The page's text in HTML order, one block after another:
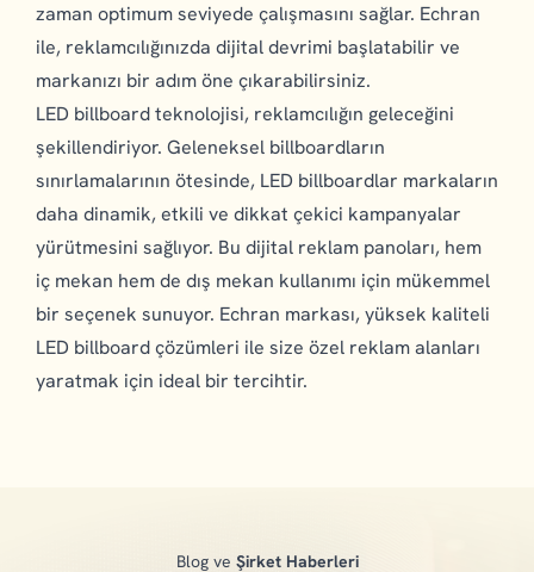
zaman optimum seviyede çalışmasını sağlar. Echran
ile, reklamcılığınızda dijital devrimi başlatabilir ve
markanızı bir adım öne çıkarabilirsiniz.
LED billboard teknolojisi, reklamcılığın geleceğini
şekillendiriyor. Geleneksel billboardların
sınırlamalarının ötesinde, LED billboardlar markaların
daha dinamik, etkili ve dikkat çekici kampanyalar
yürütmesini sağlıyor. Bu dijital reklam panoları, hem
iç mekan hem de dış mekan kullanımı için mükemmel
bir seçenek sunuyor. Echran markası, yüksek kaliteli
LED billboard çözümleri ile size özel reklam alanları
yaratmak için ideal bir tercihtir.
Blog ve Şirket Haberleri